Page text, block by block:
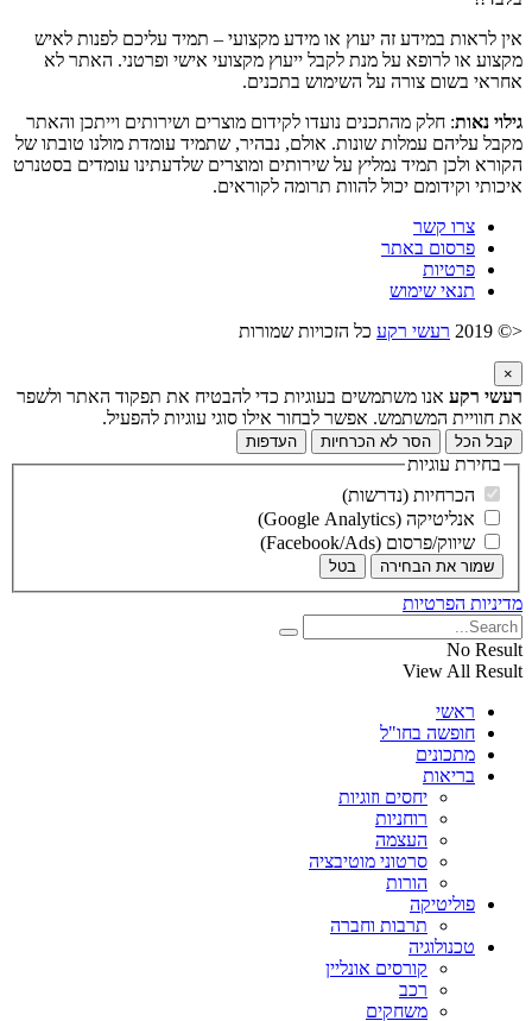
אין לראות במידע זה יעוץ או מידע מקצועי – תמיד עליכם לפנות לאיש
מקצוע או לרופא על מנת לקבל ייעוץ מקצועי אישי ופרטני. האתר לא
אחראי בשום צורה על השימוש בתכנים.
גילוי נאות: חלק מהתכנים נועדו לקידום מוצרים ושירותים וייתכן והאתר
מקבל עליהם עמלות שונות. אולם, נבהיר, שתמיד עומדת מולנו טובתו של
הקורא ולכן תמיד נמליץ על שירותים ומוצרים שלדעתינו עומדים בסטנרט
איכותי וקידומם יכול להוות תרומה לקוראים.
צרו קשר
פרסום באתר
פרטיות
תנאי שימוש
<© 2019
רעשי רקע כל הזכויות שמורות
×
רעשי רקע אנו משתמשים בעוגיות כדי להבטיח את תפקוד האתר ולשפר
את חוויית המשתמש. אפשר לבחור אילו סוגי עוגיות להפעיל.
קבל הכל הסר לא הכרחיות העדפות
בחירת עוגיות
הכרחיות (נדרשות)
אנליטיקה (Google Analytics)
שיווק/פרסום (Facebook/Ads)
שמור את הבחירה בטל
מדיניות הפרטיות
No Result
View All Result
ראשי
חופשה בחו"ל
מתכונים
בריאות
יחסים וזוגיות
רוחניות
העצמה
סרטוני מוטיבציה
הורות
פוליטיקה
תרבות וחברה
טכנולוגיה
קורסים אונליין
רכב
משחקים